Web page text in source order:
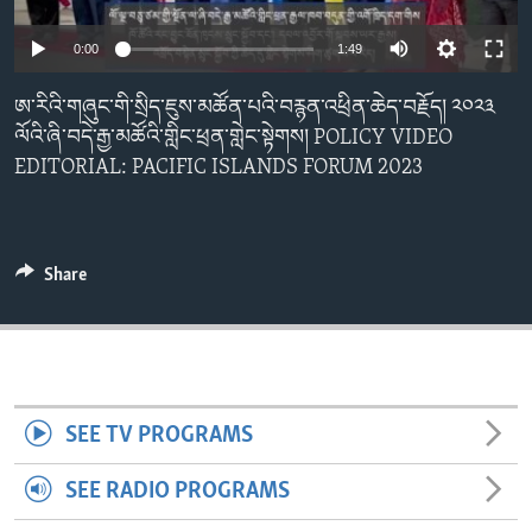
ENVIRONMENT AND HEALTH
IDEALS AND INSTITUTIONS
0:00 1:49
ཨ་རིའི་གཞུང་གི་སྲིད་ཇུས་མཚོན་པའི་བརྙན་འཕྲིན་ཆེད་བརྗོད། ༢༠༢༣
ལོའི་ཞི་བདེ་རྒྱ་མཚོའི་གླིང་ཕྲན་གླེང་སྟེགས། POLICY VIDEO
EDITORIAL: PACIFIC ISLANDS FORUM 2023
Share
SEE TV PROGRAMS
SEE RADIO PROGRAMS